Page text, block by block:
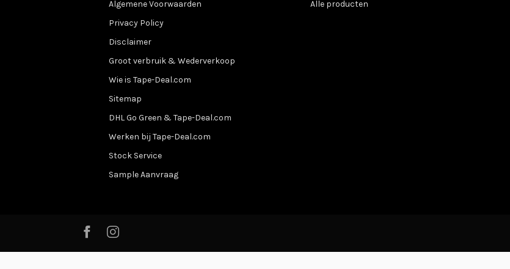
Algemene Voorwaarden
Privacy Policy
Disclaimer
Groot verbruik & Wederverkoop
Wie is Tape-Deal.com
Sitemap
DHL Go Green & Tape-Deal.com
Werken bij Tape-Deal.com
Stock Service
Sample Aanvraag
Alle producten